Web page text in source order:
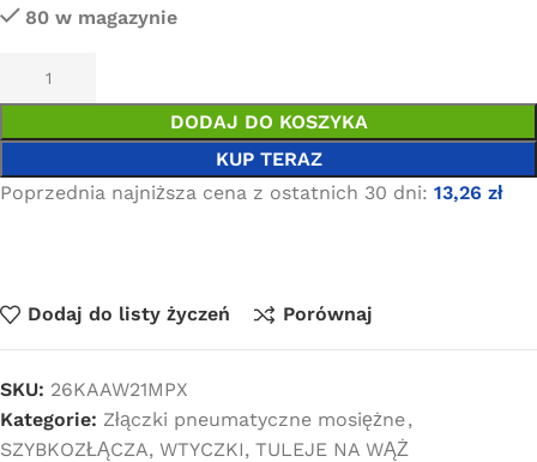
80 w magazynie
DODAJ DO KOSZYKA
KUP TERAZ
Poprzednia najniższa cena z ostatnich 30 dni: 13,26 zł
Dodaj do listy życzeń Porównaj
SKU: 26KAAW21MPX
Kategorie: Złączki pneumatyczne mosiężne,
SZYBKOZŁĄCZA, WTYCZKI, TULEJE NA WĄŻ